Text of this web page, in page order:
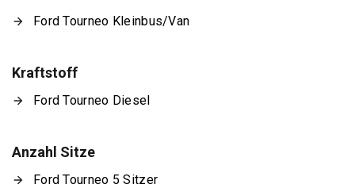
Ford Tourneo Kleinbus/Van
Kraftstoff
Ford Tourneo Diesel
Anzahl Sitze
Ford Tourneo 5 Sitzer